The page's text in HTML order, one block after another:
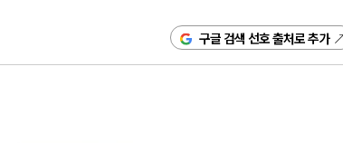
구글 검색 선호 출처로 추가